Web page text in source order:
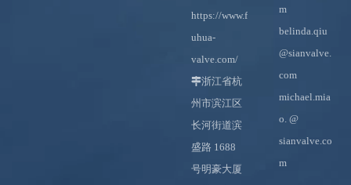
https://www.f
uhua-
valve.com/
浙江省杭
州市滨江区
长河街道滨
盛路 1688
号明豪大厦
m
belinda.qiu
@sianvalve.
com
michael.mia
o. @
sianvalve.co
m